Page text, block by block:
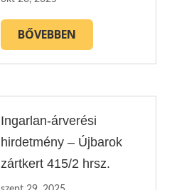
BŐVEBBEN
Ingarlan-árverési
hirdetmény – Újbarok
zártkert 415/2 hrsz.